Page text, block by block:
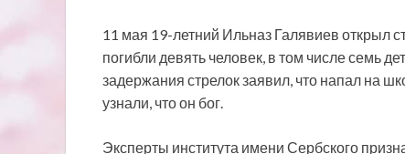
11 мая 19-летний Ильназ Галявиев открыл
погибли девять человек, в том числе семь
задержания стрелок заявил, что напал на
узнали, что он бог.
Эксперты института имени Сербского